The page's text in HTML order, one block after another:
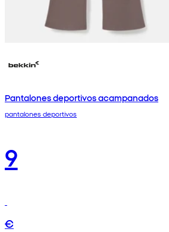
Pantalones deportivos acampanados
pantalones deportivos
9
€